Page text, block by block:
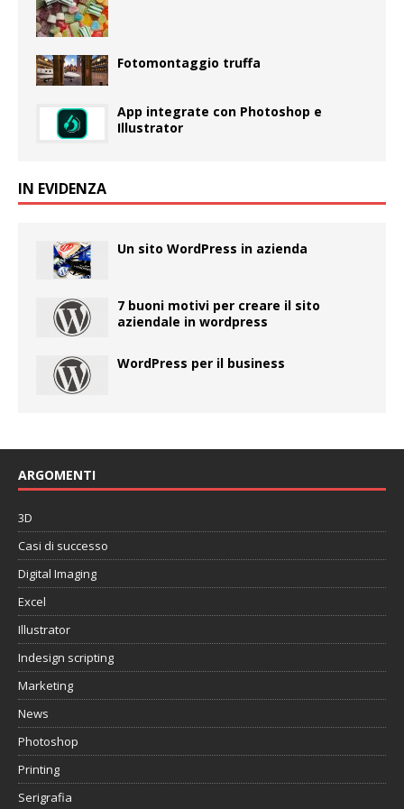
Fotomontaggio truffa
App integrate con Photoshop e
Illustrator
IN EVIDENZA
Un sito WordPress in azienda
7 buoni motivi per creare il sito
aziendale in wordpress
WordPress per il business
ARGOMENTI
3D
Casi di successo
Digital Imaging
Excel
Illustrator
Indesign scripting
Marketing
News
Photoshop
Printing
Serigrafia